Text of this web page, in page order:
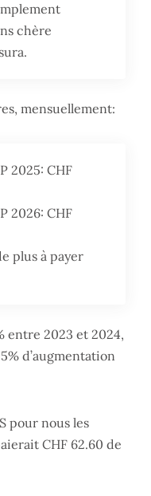
chère
mensuellement:
2025: CHF
2026: CHF
plus à payer
entre 2023 et 2024,
d’augmentation
pour nous les
CHF 62.60 de